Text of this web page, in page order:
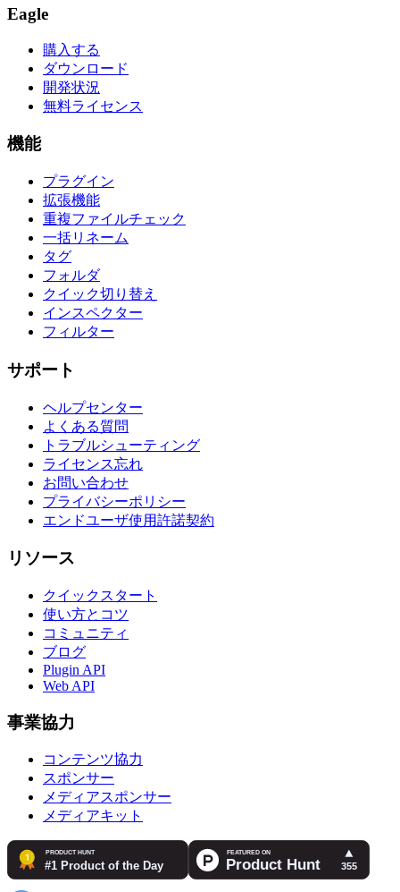
Eagle
購入する
ダウンロード
開発状況
無料ライセンス
機能
プラグイン
拡張機能
重複ファイルチェック
一括リネーム
タグ
フォルダ
クイック切り替え
インスペクター
フィルター
サポート
ヘルプセンター
よくある質問
トラブルシューティング
ライセンス忘れ
お問い合わせ
プライバシーポリシー
エンドユーザ使用許諾契約
リソース
クイックスタート
使い方とコツ
コミュニティ
ブログ
Plugin API
Web API
事業協力
コンテンツ協力
スポンサー
メディアスポンサー
メディアキット